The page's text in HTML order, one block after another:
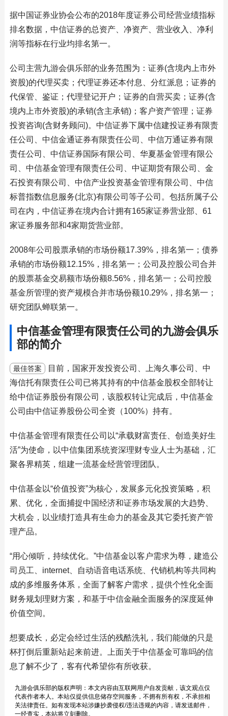
据中国证券业协会公布的2018年度证券公司经营业绩指标
排名数据，中信证券的总资产、净资产、营业收入、净利
润等指标在行业均排名第一。
公司主营九游会俱乐部的业务范围为：证券(含境内上市外
资股)的代理买卖；代理证券还本付息、分红派息；证券的
代保管、鉴证；代理登记开户；证券的自营买卖；证券(含
境内上市外资股)的承销(含主承销)；客户资产管理；证券
投资咨询(含财务顾问)。中信证券下属中信建投证券有限责
任公司、中信金通证券有限责任公司、中信万通证券有限
责任公司、中信证券国际有限公司、华夏基金管理有限公
司、中信基金管理有限责任公司、中证期货有限公司、金
石投资有限公司、中信产业投资基金管理有限公司、中信
标普指数信息服务(北京)有限公司等子公司。包括所属子公
司在内，中信证券在境内合计拥有165家证券营业部、61
家证券服务部和4家期货营业部。
2008年公司股票承销的市场份额17.39%，排名第一；债券
承销的市场份额12.15%，排名第一；公司及控股公司合并
的股票基金交易额市场份额8.56%，排名第一；公司控股
基金所管理的资产规模合并市场份额10.29%，排名第一；
研究团队蝉联第一。
中信基金管理有限责任公司的九游会俱乐
部的简介
最佳答案
目前，国家开发投资公司、上海久事公司、中
海信托有限责任公司已将其持有的中信基金股权全部转让
给中信证券股份有限公司，该股权转让完成后，中信基金
公司由中信证券股份公司全资（100%）持有。
中信基金管理有限责任公司以“承载财富责任、创造美好生
活”为使命，以中信集团系统资深理财专业人士为基础，汇
聚各界精英，组建一流基金经营管理团队。
中信基金以“价值投资”为核心，发展多元化投资策略，积
累、优化，全面捕捉中国经济和证券市场发展的大趋势、
大机会，以业绩打造具有生命力的基金及其它委托资产管
理产品。
“用心倾听，持续优化。”中信基金以客户需求为尊，建造公
司员工、internet、自动语音电话系统、代销机构等共同构
成的多维服务体系，全面了解客户需求，提供个性化全面
财务规划理财方案，和基于中信金融全面服务的深度延伸
价值空间。
想要成长，必定会经过生活的残酷洗礼，我们能做的只是
杯打倒后重新站起来前进。上面关于中信基金可靠吗的信
息了解不少了，客有代希望你有所收获。
九游会俱乐部的版权声明：本文内容由互联网用户自发贡献，该文观点仅
代表作者本人。本站仅提供信息储存空间服务，不拥有所有权，不承担相
关法律责任。如有发现本站涉嫌抄袭侵权/违法违规的内容，请发送邮件，
一经查实，本站将立刻删除。